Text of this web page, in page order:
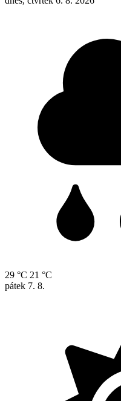
29 °C 21 °C
pátek 7. 8.